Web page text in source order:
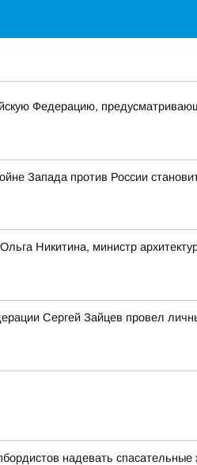
Федерацию,
Запада против России
Никитина, министр
Сергей Зайцев провел
надевать